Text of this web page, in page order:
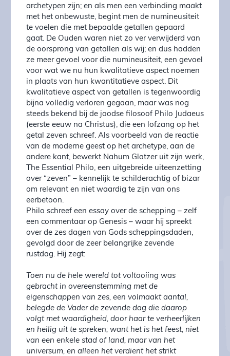
archetypen zijn; en als men een verbinding maakt
met het onbewuste, begint men de numineusiteit
te voelen die met bepaalde getallen gepaard
gaat. De Ouden waren niet zo ver verwijderd van
de oorsprong van getallen als wij; en dus hadden
ze meer gevoel voor die numineusiteit, een gevoel
voor wat we nu hun kwalitatieve aspect noemen
in plaats van hun kwantitatieve aspect. Dit
kwalitatieve aspect van getallen is tegenwoordig
bijna volledig verloren gegaan, maar was nog
steeds bekend bij de joodse filosoof Philo Judaeus
(eerste eeuw na Christus), die een lofzang op het
getal zeven schreef. Als voorbeeld van de reactie
van de moderne geest op het archetype, aan de
andere kant, bewerkt Nahum Glatzer uit zijn werk,
The Essential Philo, een uitgebreide uiteenzetting
over “zeven” – kennelijk te schilderachtig of bizar
om relevant en niet waardig te zijn van ons
eerbetoon.
Philo schreef een essay over de schepping – zelf
een commentaar op Genesis – waar hij spreekt
over de zes dagen van Gods scheppingsdaden,
gevolgd door de zeer belangrijke zevende
rustdag. Hij zegt:
Toen nu de hele wereld tot voltooiing was
gebracht in overeenstemming met de
eigenschappen van zes, een volmaakt aantal,
belegde de Vader de zevende dag die daarop
volgt met waardigheid, door haar te verheerlijken
en heilig uit te spreken; want het is het feest, niet
van een enkele stad of land, maar van het
universum, en alleen het verdient het strikt